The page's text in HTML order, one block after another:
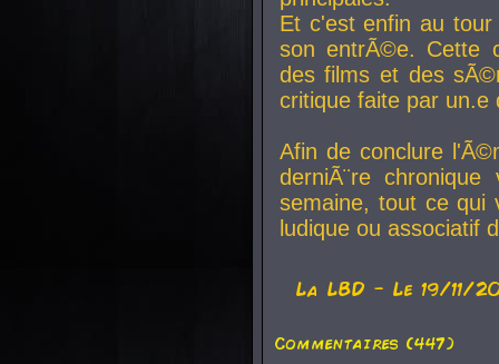
Et c'est enfin au
son entrÃ©e. Cette
des films et des
critique faite par
Afin de conclure
derniÃ¨re
semaine, tout ce qui
ludique ou associatif
La LBD - Le 19/11/
Commentaires (447)